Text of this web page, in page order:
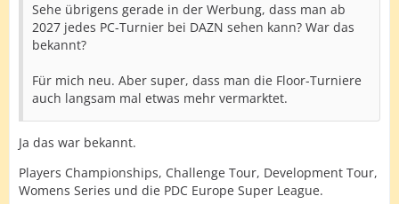
Sehe übrigens gerade in der Werbung, dass man ab
2027 jedes PC-Turnier bei DAZN sehen kann? War das
bekannt?
Für mich neu. Aber super, dass man die Floor-Turniere
auch langsam mal etwas mehr vermarktet.
Ja das war bekannt.
Players Championships, Challenge Tour, Development Tour,
Womens Series und die PDC Europe Super League.